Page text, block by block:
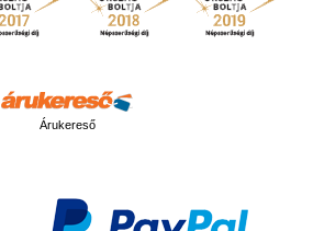
Árukereső